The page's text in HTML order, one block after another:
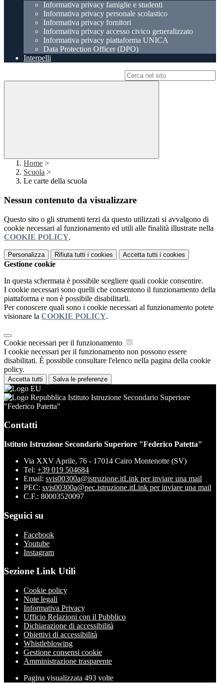
Informativa privacy famiglie e studenti
Informativa privacy personale scolastico
Informativa privacy fornitori
Informativa privacy accesso civico generalizzato
Informativa privacy piattaforma UNICA
Data Protection Officer (DPO)
Interpelli
Home >
Scuola >
Le carte della scuola
Nessun contenuto da visualizzare
Questo sito o gli strumenti terzi da questo utilizzati si avvalgono di
cookie necessari al funzionamento ed utili alle finalità illustrate nella
COOKIE POLICY.
Personalizza Rifiuta tutti i cookies Accetta tutti i cookies
Gestione cookie
In questa schermata è possibile scegliere quali cookie consentire.
I cookie necessari sono quelli che consentono il funzionamento della
piattaforma e non è possibile disabilitarli.
Per conoscere quali sono i cookie necessari al funzionamento potete
visionare la COOKIE POLICY.
Cookie necessari per il funzionamento
I cookie necessari per il funzionamento non possono essere
disabilitati. È possibile consultare l'elenco nella pagina della cookie
policy.
Accetta tutti Salva le preferenze
Istituto Istruzione Secondario Superiore
"Federico Patetta"
Contatti
Istituto Istruzione Secondario Superiore "Federico Patetta"
Via XXV Aprile, 76 - 17014 Cairo Montenotte (SV)
Tel: +39 019 504684
Email: svis00300a@istruzione.itLink per inviare una mail
PEC: svis00300a@pec.istruzione.itLink per inviare una mail
C.F.: 80003520097
Seguici su
Facebook
Youtube
Instagram
Sezione Link Utili
Cookie policy
Note legali
Informativa Privacy
Ufficio Relazioni con il Pubblico
Dichiarazione di accessibilità
Obiettivi di accessibilità
Whistleblowing
Gestione consensi cookie
Amministrazione trasparente
Pagina visualizzata 493 volte